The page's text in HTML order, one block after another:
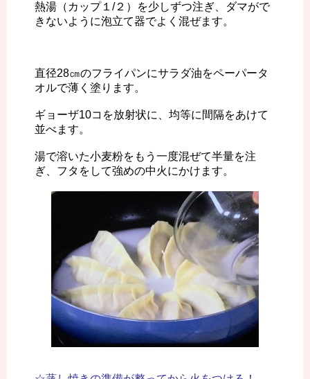
熱湯（カップ１/２）を少しずつ注ぎ、ダマがで
きないように泡立て器でよく混ぜます。
直径28㎝のフライパンにサラダ油をペーパータ
オルで薄く塗ります。
ギョーザ10コを放射状に、均等に間隔をあけて
並べます。
湯で溶いた小麦粉をもう一度混ぜて半量を注
ぎ、フタをして強めの中火にかけます。